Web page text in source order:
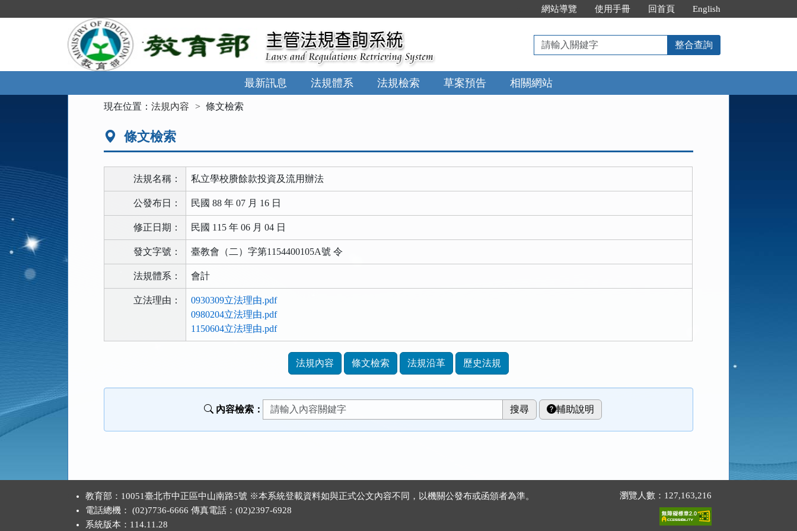
到
網站導覽 使用手冊 回首頁 English
請
輸
入
關
鍵
整合查詢
最新訊息 法規體系 法規檢索 草案預告 相關網站
現在位置：法規內容 條文檢索
條文檢索
法規名稱： 私立學校賸餘款投資及流用辦法
公發布日： 民國 88 年 07 月 16 日
修正日期： 民國 115 年 06 月 04 日
發文字號： 臺教會（二）字第1154400105A號 令
法規體系： 會計
立法理由：
0930309立法理由.pdf
0980204立法理由.pdf
1150604立法理由.pdf
功
鈕
法規內容 條文檢索 法規沿革 歷史法規
內容檢索： 輔助說明
教育部：10051臺北市中正區中山南路5號 ※本系統登載資料如與正式公文內容不同，以機關公發布或函頒者為準。
電話總機： (02)7736-6666 傳真電話：(02)2397-6928
系統版本： 114.11.28
瀏覽人數：127,163,216